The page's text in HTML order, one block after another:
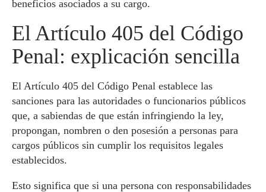
beneficios asociados a su cargo.
El Artículo 405 del Código
Penal: explicación sencilla
El Artículo 405 del Código Penal establece las
sanciones para las autoridades o funcionarios públicos
que, a sabiendas de que están infringiendo la ley,
propongan, nombren o den posesión a personas para
cargos públicos sin cumplir los requisitos legales
establecidos.
Esto significa que si una persona con responsabilidades